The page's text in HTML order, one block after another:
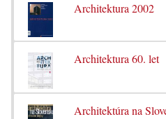
Architektura 2002
Architektura 60. let
Architektúra na